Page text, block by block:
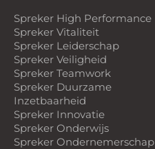
Spreker High Performance
Spreker Vitaliteit
Spreker Leiderschap
Spreker Veiligheid
Spreker Teamwork
Spreker Duurzame
Inzetbaarheid
Spreker Innovatie
Spreker Onderwijs
Spreker Ondernemerschap